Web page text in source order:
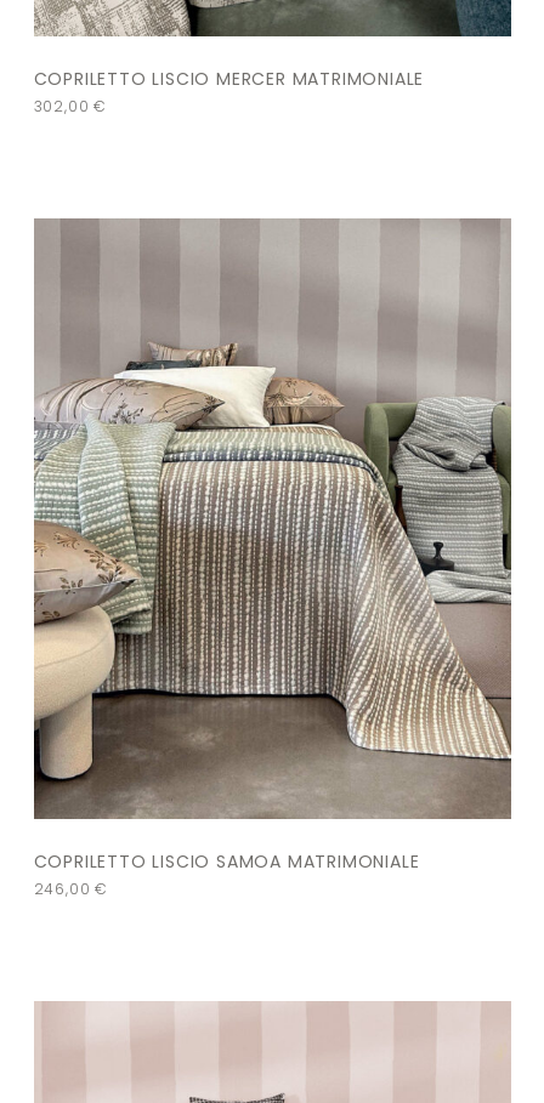
COPRILETTO LISCIO MERCER MATRIMONIALE
302,00€
COPRILETTO LISCIO SAMOA MATRIMONIALE
246,00€